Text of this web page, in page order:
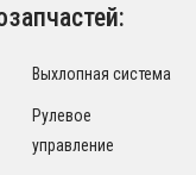
Выхлопная система
Рулевое
управление